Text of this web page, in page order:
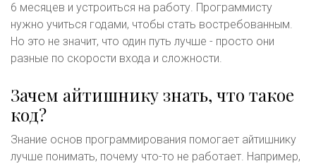
6 месяцев и устроиться на работу. Программисту
нужно учиться годами, чтобы стать востребованным.
Но это не значит, что один путь лучше - просто они
разные по скорости входа и сложности.
Зачем айтишнику знать, что такое
код?
Знание основ программирования помогает айтишнику
лучше понимать, почему что-то не работает. Например,